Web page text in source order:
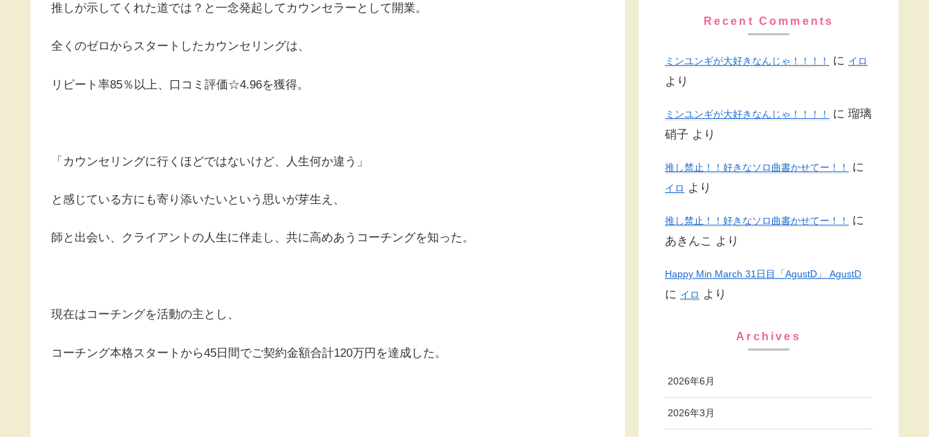
推しが示してくれた道では？と一念発起してカウンセラーとして開業。
全くのゼロからスタートしたカウンセリングは、
リピート率85％以上、口コミ評価☆4.96を獲得。
「カウンセリングに行くほどではないけど、人生何か違う」
と感じている方にも寄り添いたいという思いが芽生え、
師と出会い、クライアントの人生に伴走し、共に高めあうコーチングを知った。
現在はコーチングを活動の主とし、
コーチング本格スタートから45日間でご契約金額合計120万円を達成した。
Recent Comments
ミンユンギが大好きなんじゃ！！！！ に イロ
より
ミンユンギが大好きなんじゃ！！！！ に 瑠璃
硝子 より
推し禁止！！好きなソロ曲書かせてー！！ に
イロ より
推し禁止！！好きなソロ曲書かせてー！！
に
あきんこ
より
Happy Min March 31日目「AgustD」 AgustD
に イロ より
Archives
2026年6月
2026年3月